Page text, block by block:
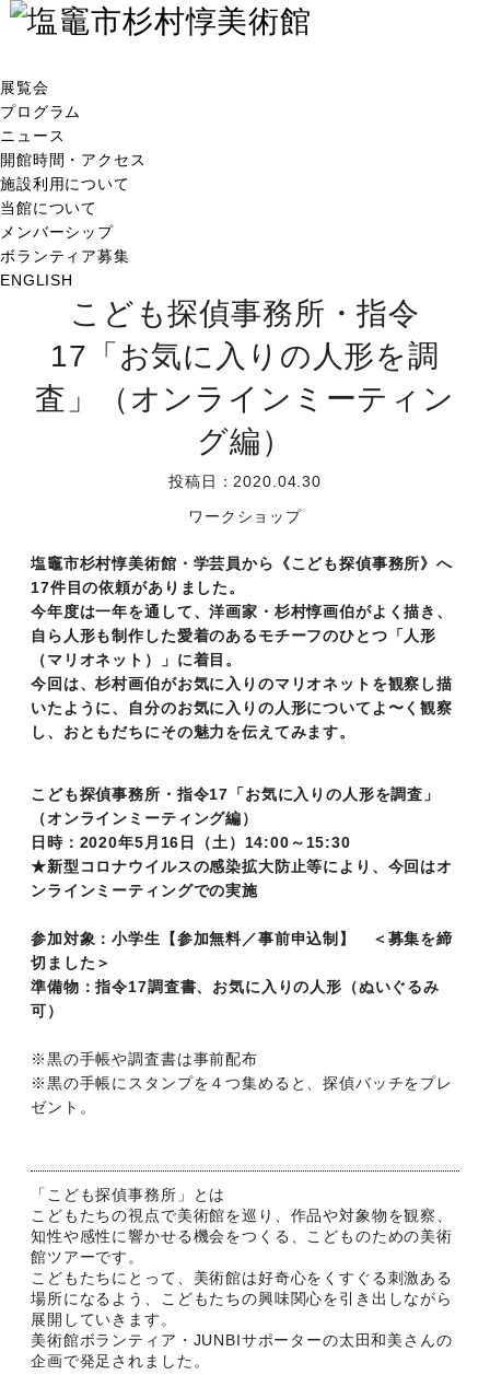
展覧会
プログラム
ニュース
開館時間・アクセス
施設利用について
当館について
メンバーシップ
ボランティア募集
ENGLISH
こども探偵事務所・指令
17「お気に入りの人形を調
査」（オンラインミーティン
グ編）
投稿日：2020.04.30
ワークショップ
塩竈市杉村惇美術館・学芸員から《こども探偵事務所》へ
17件目の依頼がありました。
今年度は一年を通して、洋画家・杉村惇画伯がよく描き、
自ら人形も制作した愛着のあるモチーフのひとつ「人形
（マリオネット）」に着目。
今回は、杉村画伯がお気に入りのマリオネットを観察し描
いたように、自分のお気に入りの人形についてよ〜く観察
し、おともだちにその魅力を伝えてみます。
こども探偵事務所・指令17「お気に入りの人形を調査」
（オンラインミーティング編）
日時：2020年5月16日（土）14:00～15:30
★新型コロナウイルスの感染拡大防止等により、今回はオ
ンラインミーティングでの実施
参加対象：小学生【参加無料／事前申込制】 ＜募集を締
切ました＞
準備物：指令17調査書、お気に入りの人形（ぬいぐるみ
可）
※黒の手帳や調査書は事前配布
※黒の手帳にスタンプを４つ集めると、探偵バッチをプレ
ゼント。
「こども探偵事務所」とは
こどもたちの視点で美術館を巡り、作品や対象物を観察、
知性や感性に響かせる機会をつくる、こどものための美術
館ツアーです。
こどもたちにとって、美術館は好奇心をくすぐる刺激ある
場所になるよう、こどもたちの興味関心を引き出しながら
展開していきます。
美術館ボランティア・JUNBIサポーターの太田和美さんの
企画で発足されました。